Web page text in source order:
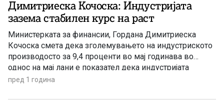
Димитриеска Кочоска: Индустријата
зазема стабилен курс на раст
Министерката за финансии, Гордана Димитриеска
Кочоска смета дека зголемувањето на индустриското
производосто за 9,4 проценти во мај годинава во
однос на мај лани е показател дека индустријата
зазема стабилен курс на раст. Во објава на Фејсбук,
пред 1 година